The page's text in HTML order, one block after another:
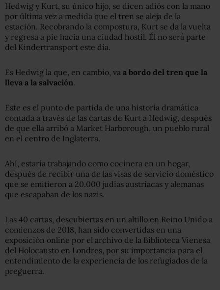
Hedwig y Kurt, su único hijo, se dicen adiós con la mano
por última vez a medida que el tren se aleja de la
estación. Recobrando la compostura, Kurt se da la vuelta
y regresa a pie hacia una ciudad hostil. Él no será parte
del Kindertransport este día.
Es Hedwig la que, en cambio, va a bordo del tren que la
lleva a la salvación.
Este es el punto de partida de una historia dramática
contada a través de las cartas de Kurt a Hedwig, después
de que ella arribó a Market Harborough, un pueblo rural
en el centro de Inglaterra.
Ahí, estaría trabajando como cocinera en un hogar,
después de recibir una de las visas de servicio doméstico
que se emitieron a 20.000 judías austríacas y alemanas
que escapaban de los nazis.
Las 40 cartas, descubiertas en un altillo en Reino Unido a
comienzos de 2018, han sido convertidas en una
exposición online por el archivo de la Biblioteca Vienesa
del Holocausto en Londres, por su importancia para el
entendimiento de la experiencia de los refugiados de la
preguerra.